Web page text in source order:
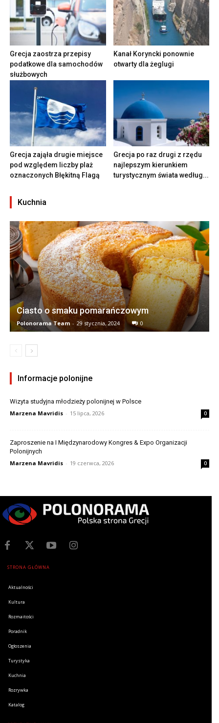
Grecja zaostrza przepisy
podatkowe dla samochodów
służbowych
Kanał Koryncki ponownie
otwarty dla żeglugi
Grecja zająła drugie miejsce
pod względem liczby plaż
oznaczonych Błękitną Flagą
Grecja po raz drugi z rzędu
najlepszym kierunkiem
turystycznym świata według...
Kuchnia
Ciasto o smaku pomarańczowym
Polonorama Team - 29 stycznia, 2024 0
Informacje polonijne
Wizyta studyjna młodzieży polonijnej w Polsce
Marzena Mavridis - 15 lipca, 2026 0
Zaproszenie na I Międzynarodowy Kongres & Expo Organizacji
Polonijnych
Marzena Mavridis - 19 czerwca, 2026 0
STRONA GŁÓWNA
Aktualności
Kultura
Rozmaitości
Poradnik
Ogłoszenia
Turystyka
Kuchnia
Rozrywka
Katalog